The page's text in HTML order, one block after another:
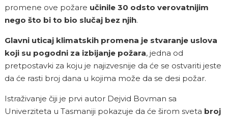
promene ove požare učinile 30 odsto verovatnijim
nego što bi to bio slučaj bez njih.
Glavni uticaj klimatskih promena je stvaranje uslova
koji su pogodni za izbijanje požara, jedna od
pretpostavki za koju je najizvesnije da će se ostvariti jeste
da će rasti broj dana u kojima može da se desi požar.
Istraživanje čiji je prvi autor Dejvid Bovman sa
Univerziteta u Tasmaniji pokazuje da će širom sveta broj